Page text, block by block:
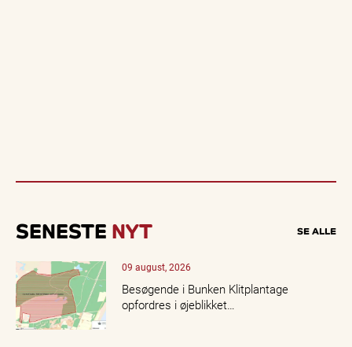
SENESTE NYT SE ALLE
09 august, 2026
Besøgende i Bunken Klitplantage
opfordres i øjeblikket…